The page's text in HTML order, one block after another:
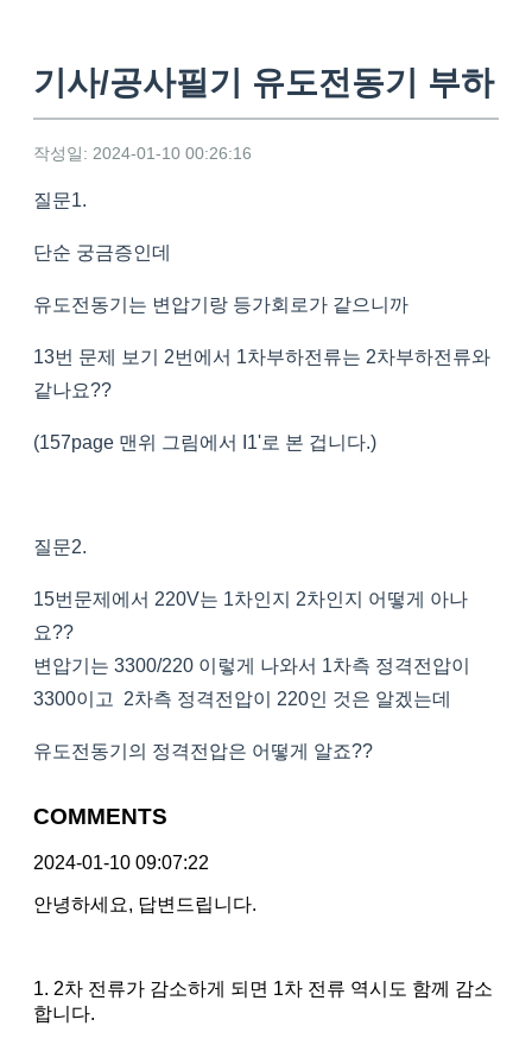
기사/공사필기 유도전동기 부하
작성일: 2024-01-10 00:26:16
질문1.
단순 궁금증인데
유도전동기는 변압기랑 등가회로가 같으니까
13번 문제 보기 2번에서 1차부하전류는 2차부하전류와
같나요??
(157page 맨위 그림에서 I1'로 본 겁니다.)
질문2.
15번문제에서 220V는 1차인지 2차인지 어떻게 아나
요??
변압기는 3300/220 이렇게 나와서 1차측 정격전압이
3300이고 2차측 정격전압이 220인 것은 알겠는데
유도전동기의 정격전압은 어떻게 알죠??
COMMENTS
2024-01-10 09:07:22
안녕하세요, 답변드립니다.
1. 2차 전류가 감소하게 되면 1차 전류 역시도 함께 감소
합니다.